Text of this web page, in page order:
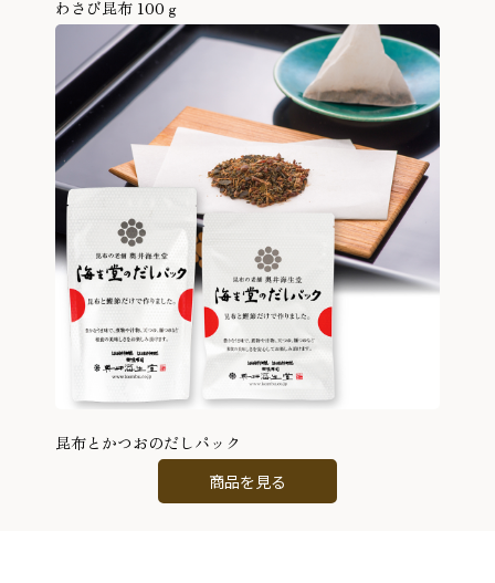
わさび昆布 100ｇ
商品を見る
昆布とかつおのだしパック
商品を見る